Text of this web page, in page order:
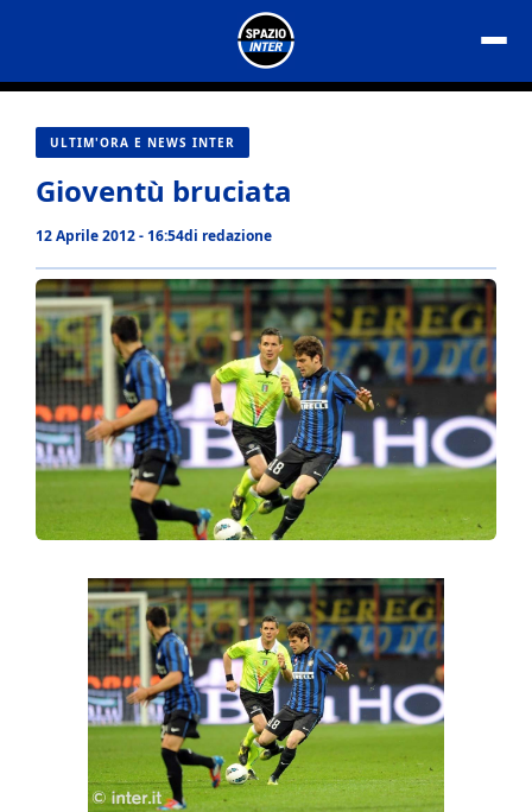
contenuto
ULTIM'ORA E NEWS INTER
Gioventù bruciata
12 Aprile 2012 - 16:54di redazione